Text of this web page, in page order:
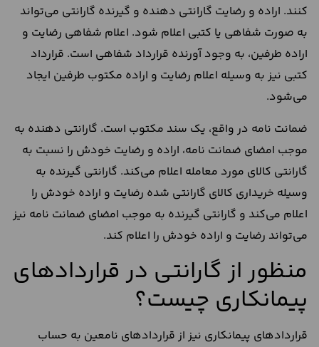
کنند. اراده و رضایت گارانتی دهنده و گیرنده گارانتی می‌تواند
به صورت شفاهی یا کتبی اعلام شود. اعلام شفاهی رضایت و
اراده طرفین، به وجود آورنده قرارداد شفاهی است. قرارداد
کتبی نیز به وسیله اعلام رضایت و اراده مکتوب طرفین ایجاد
می‌شود.
ضمانت نامه در واقع، یک سند مکتوب است. گارانتی دهنده به
موجب امضای ضمانت نامه، اراده و رضایت خودش را نسبت به
گارانتی کالای مورد معامله اعلام می‌کند. گارانتی گیرنده به
وسیله خریداری کالای گارانتی شده رضایت و اراده خودش را
اعلام می‌کند و گارانتی گیرنده به موجب امضای ضمانت نامه نیز
می‌تواند رضایت و اراده خودش را اعلام کند.
منظور از گارانتی در قراردادهای
پیمانکاری چیست؟
قراردادهای پیمانکاری نیز از قراردادهای نامعین به حساب